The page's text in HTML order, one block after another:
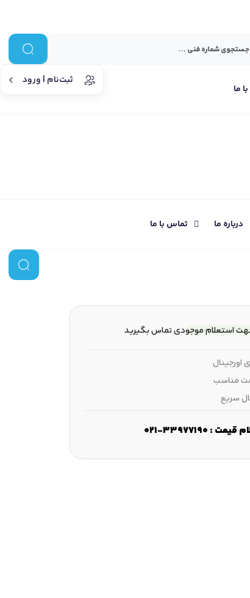
ثبت‌نام | ورود
ما
درباره ما تماس با ما
23 قطر شانه :≈45.3 mm
استعلام موجودی تماس بگیرید
اورجینال
مناسب
سریع
: 33977190-021